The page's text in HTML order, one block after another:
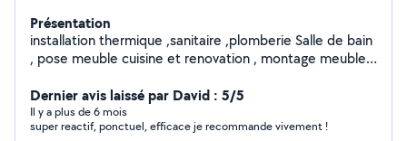
Présentation
installation thermique ,sanitaire ,plomberie Salle de bain
, pose meuble cuisine et renovation , montage meuble
sol,chaudière a cheminée, pose cumulus et chauffe eau
.... meuble salle de bain et baigoire.. Pose radiateurs,
sèche serviette Et plusieurs types de bricolage
Dernier avis laissé par David : 5/5
Il y a plus de 6 mois
super reactif, ponctuel, efficace je recommande vivement !